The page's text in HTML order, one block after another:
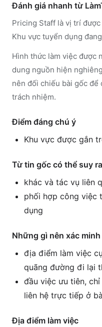
Đánh giá nhanh từ
Pricing Staff là vị trí
Khu vực tuyển dụng
Hình thức làm việc được
dung nguồn hiện
nên đối chiếu bài gốc để
trách nhiệm.
Điểm đáng chú ý
Khu vực được gắn
Từ tin gốc có thể suy
khác và tác vụ liên
phối hợp công việc
dụng
Những gì nên xác
địa điểm làm việc
quãng đường đi lại
đầu việc ưu tiên,
liên hệ trực tiếp ở
Địa điểm làm việc